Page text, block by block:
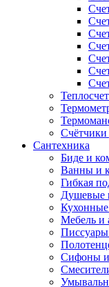
Счётчики
Сантехника
Биде и
Ванны и
Гибкая
Душевые
Мебель и
Сифоны